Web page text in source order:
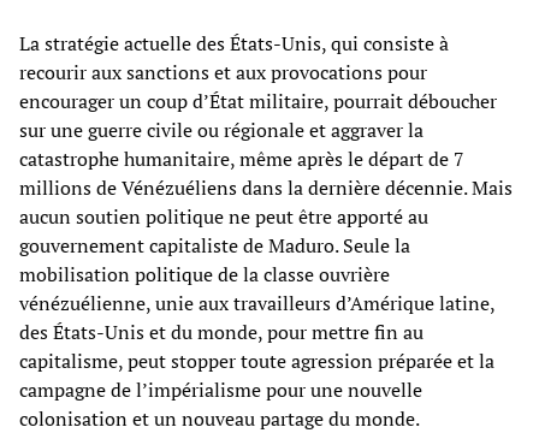
La stratégie actuelle des États-Unis, qui consiste à
recourir aux sanctions et aux provocations pour
encourager un coup d’État militaire, pourrait déboucher
sur une guerre civile ou régionale et aggraver la
catastrophe humanitaire, même après le départ de 7
millions de Vénézuéliens dans la dernière décennie. Mais
aucun soutien politique ne peut être apporté au
gouvernement capitaliste de Maduro. Seule la
mobilisation politique de la classe ouvrière
vénézuélienne, unie aux travailleurs d’Amérique latine,
des États-Unis et du monde, pour mettre fin au
capitalisme, peut stopper toute agression préparée et la
campagne de l’impérialisme pour une nouvelle
colonisation et un nouveau partage du monde.